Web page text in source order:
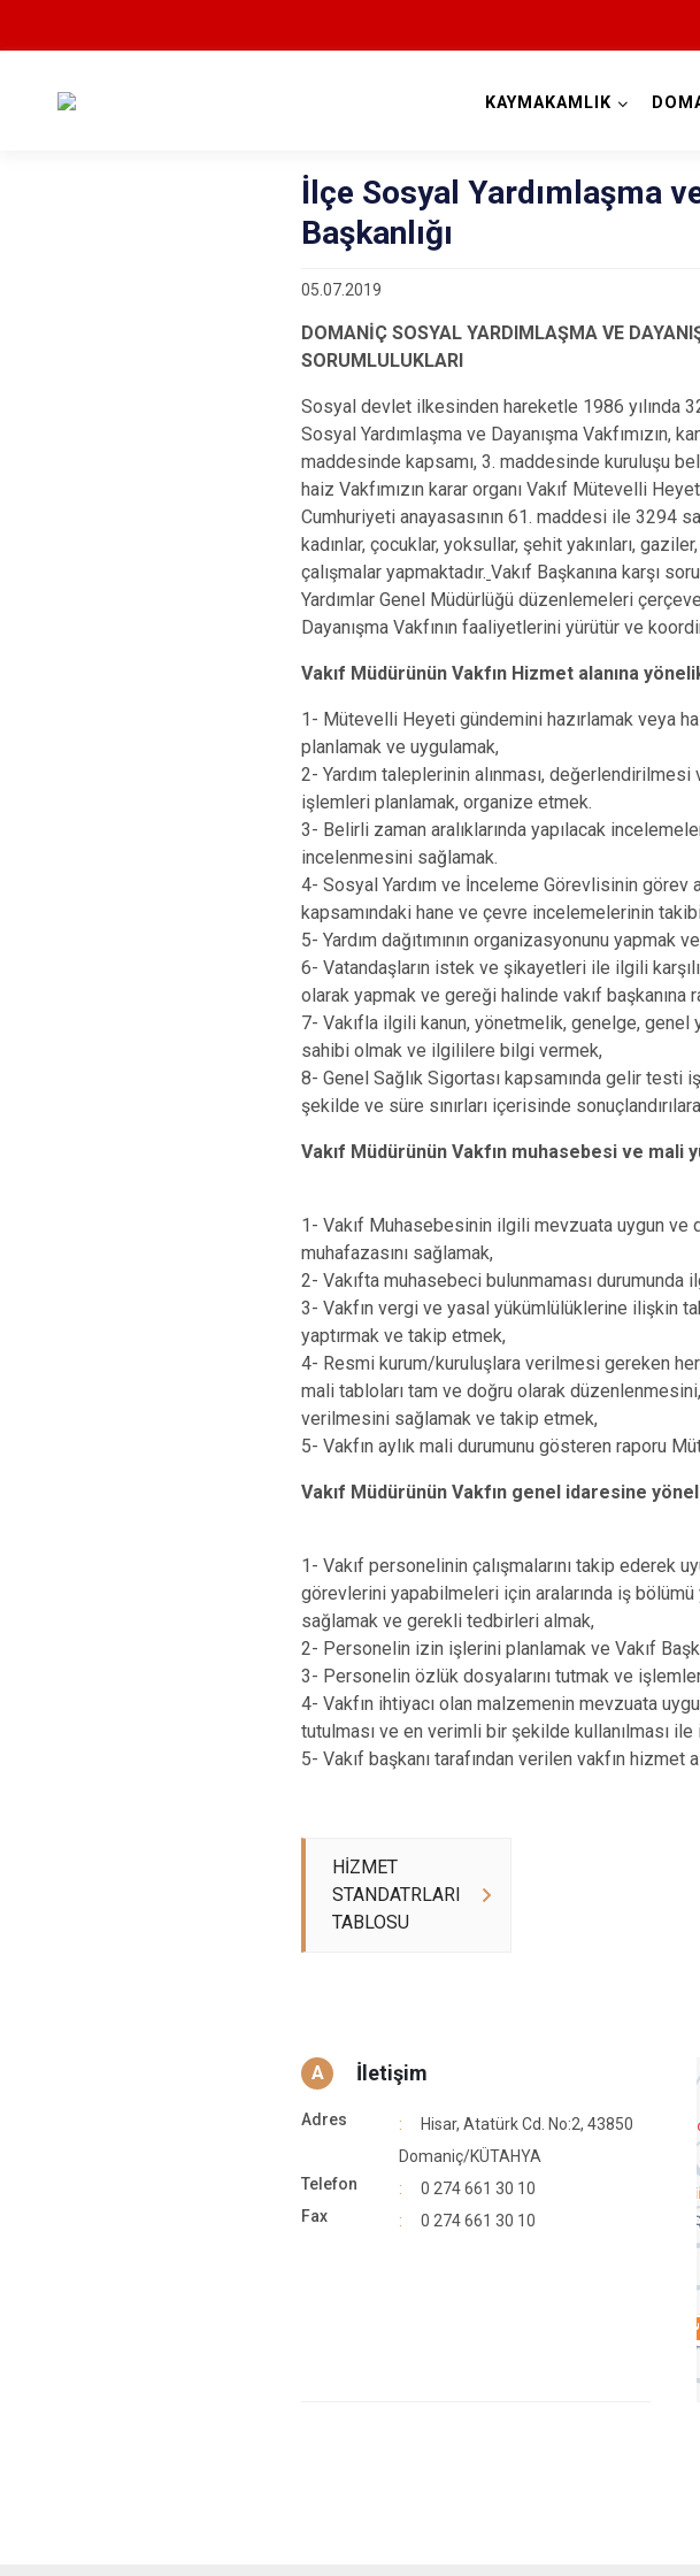
KAYMAKAMLIK
İlçe Sosyal Yardımlaşma
Başkanlığı
05.07.2019
DOMANİÇ SOSYAL YARDIMLAŞMA VE
SORUMLULUKLARI
Sosyal devlet ilkesinden hareketle 1986 yılında
Sosyal Yardımlaşma ve Dayanışma Vakfımızın,
maddesinde kapsamı, 3. maddesinde kuruluşu
haiz Vakfımızın karar organı Vakıf Mütevelli
Cumhuriyeti anayasasının 61. maddesi ile 3294
kadınlar, çocuklar, yoksullar, şehit yakınları,
çalışmalar yapmaktadır. Vakıf Başkanına karşı
Yardımlar Genel Müdürlüğü düzenlemeleri
Dayanışma Vakfının faaliyetlerini yürütür ve
Vakıf Müdürünün Vakfın Hizmet alanına
1- Mütevelli Heyeti gündemini hazırlamak veya
planlamak ve uygulamak,
2- Yardım taleplerinin alınması, değerlendirilmesi
işlemleri planlamak, organize etmek.
3- Belirli zaman aralıklarında yapılacak
incelenmesini sağlamak.
4- Sosyal Yardım ve İnceleme Görevlisinin görev
kapsamındaki hane ve çevre incelemelerinin
5- Yardım dağıtımının organizasyonunu yapmak
6- Vatandaşların istek ve şikayetleri ile ilgili
olarak yapmak ve gereği halinde vakıf başkanına
7- Vakıfla ilgili kanun, yönetmelik, genelge, genel
sahibi olmak ve ilgililere bilgi vermek,
8- Genel Sağlık Sigortası kapsamında gelir
şekilde ve süre sınırları içerisinde
Vakıf Müdürünün Vakfın muhasebesi ve
1- Vakıf Muhasebesinin ilgili mevzuata uygun ve
muhafazasını sağlamak,
2- Vakıfta muhasebeci bulunmaması durumunda
3- Vakfın vergi ve yasal yükümlülüklerine ilişkin
yaptırmak ve takip etmek,
4- Resmi kurum/kuruluşlara verilmesi gereken
mali tabloları tam ve doğru olarak
verilmesini sağlamak ve takip etmek,
5- Vakfın aylık mali durumunu gösteren raporu
Vakıf Müdürünün Vakfın genel idaresine
1- Vakıf personelinin çalışmalarını takip ederek
görevlerini yapabilmeleri için aralarında iş
sağlamak ve gerekli tedbirleri almak,
2- Personelin izin işlerini planlamak ve Vakıf
3- Personelin özlük dosyalarını tutmak ve
4- Vakfın ihtiyacı olan malzemenin mevzuata
tutulması ve en verimli bir şekilde kullanılması
5- Vakıf başkanı tarafından verilen vakfın
HİZMET
STANDATRLARI
TABLOSU
A İletişim
Adres
Hisar, Atatürk Cd. No:2, 43850
Domaniç/KÜTAHYA
Telefon
0 274 661 30 10
Fax
0 274 661 30 10